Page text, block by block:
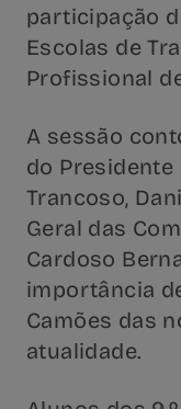
participação
Escolas de
Profissional
A sessão
do Presidente
Trancoso,
Geral das
Cardoso
importância
Camões das
atualidade.